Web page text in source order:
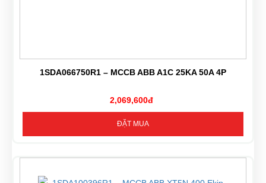
1SDA066750R1 – MCCB ABB A1C 25KA 50A 4P
2,069,600đ
ĐẶT MUA